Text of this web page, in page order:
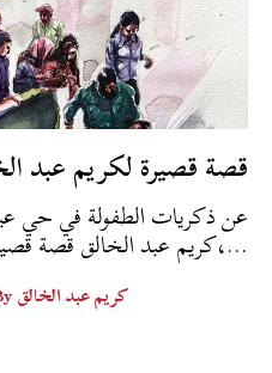
قصة قصيرة لكريم عبد
عن ذكريات الطفولة في حي
كريم عبد الخالق قصة قصيرة بديعة، بأسلوب تيار الوعي،...
كريم عبد الخالق